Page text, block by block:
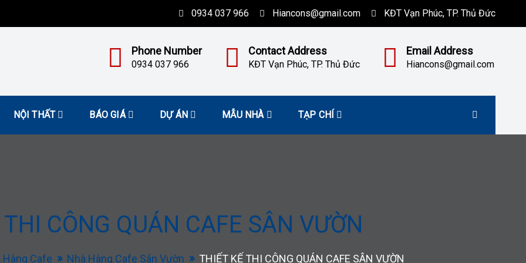
0934 037 966 Hiancons@gmail.com KĐT Vạn Phúc, TP. Thủ Đức
Phone Number
0934 037 966
Contact Address
KĐT Vạn Phúc, TP. Thủ Đức
Email Address
Hiancons@gmail.com
NỘI THẤT BÁO GIÁ DỰ ÁN MẪU NHÀ TẠP CHÍ
CÔNG QUÁN CAFE SÂN VƯỜN
Hàng Cafe Nhà Hàng Cafe Sân Vườn THIẾT KẾ THI CÔNG QUÁN CAFE SÂN VƯỜN